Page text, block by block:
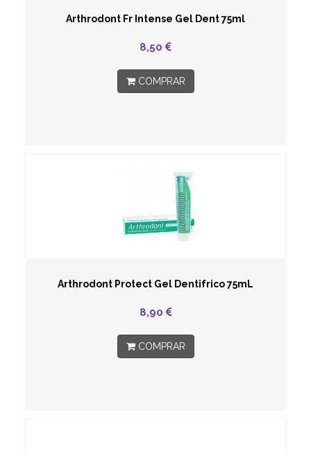
Arthrodont Fr Intense Gel Dent 75ml
8,50
COMPRAR
Arthrodont Protect Gel Dentifrico 75mL
8,90
COMPRAR